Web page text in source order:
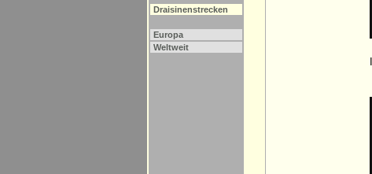
Draisinenstrecken
Europa
Weltweit